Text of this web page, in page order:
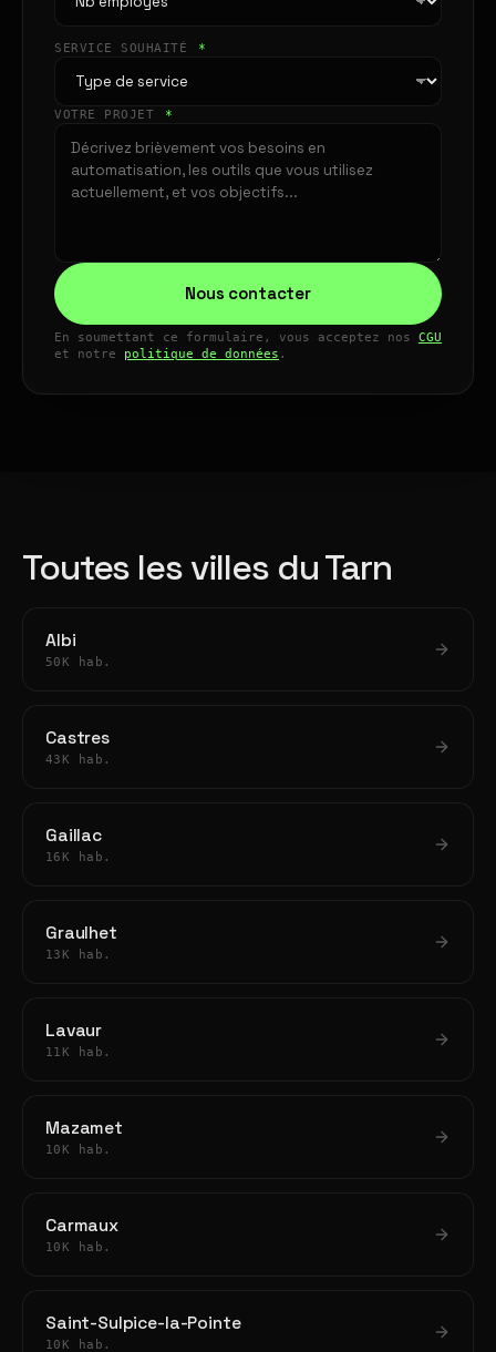
SERVICE SOUHAITÉ *
VOTRE PROJET *
Nous contacter
En soumettant ce formulaire, vous acceptez nos CGU
et notre politique de données .
Toutes les villes du Tarn
Albi
50K hab.
Castres
43K hab.
Gaillac
16K hab.
Graulhet
13K hab.
Lavaur
11K hab.
Mazamet
10K hab.
Carmaux
10K hab.
Saint-Sulpice-la-Pointe
10K hab.